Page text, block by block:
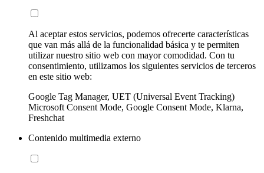
Al aceptar estos servicios, podemos ofrecerte características
que van más allá de la funcionalidad básica y te permiten
utilizar nuestro sitio web con mayor comodidad. Con tu
consentimiento, utilizamos los siguientes servicios de terceros
en este sitio web:
Google Tag Manager, UET (Universal Event Tracking)
Microsoft Consent Mode, Google Consent Mode, Klarna,
Freshchat
Contenido multimedia externo